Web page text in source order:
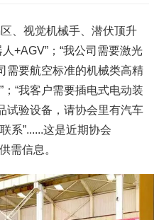
、视觉机械手、潜伏顶升
+AGV”；“我公司需要激光
需要航空标准的机械类高精
“我客户需要插电式电动装
试验设备，请协会里有汽车
系”......这是近期协会
需信息。